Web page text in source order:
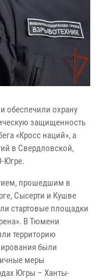
обеспечили охрану
защищенность
«Кросс наций», а
в Свердловской,
Югре.
прошедшим в
Сысерти и Кушве
стартовые площадки
В Тюмени
территорию
были
меры
Югры – Ханты-